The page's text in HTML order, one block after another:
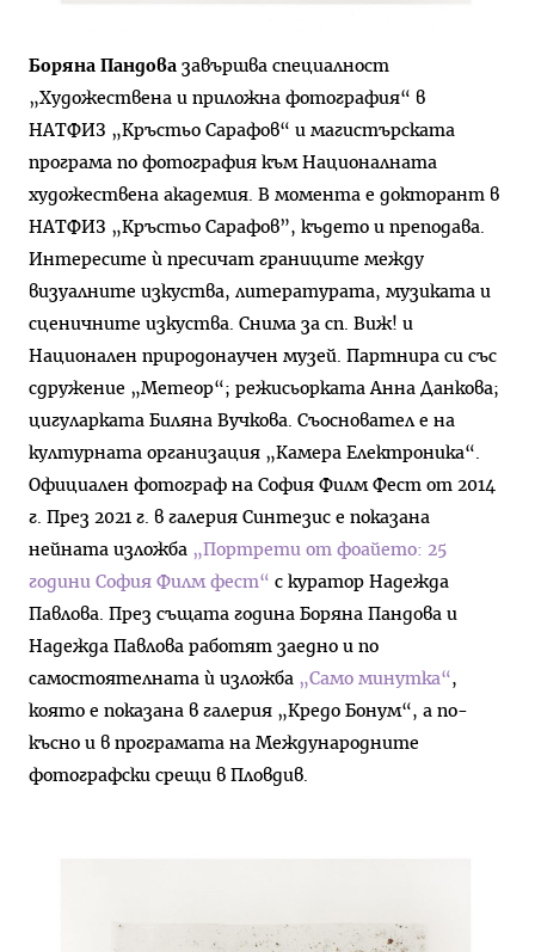
Боряна Пандова завършва специалност
„Художествена и приложна фотография“ в
НАТФИЗ „Кръстьо Сарафов“ и магистърската
програма по фотография към Националната
художествена академия. В момента е докторант в
НАТФИЗ „Кръстьо Сарафов”, където и преподава.
Интересите ѝ пресичат границите между
визуалните изкуства, литературата, музиката и
сценичните изкуства. Снима за сп. Виж! и
Национален природонаучен музей. Партнира си със
сдружение „Метеор“; режисьорката Анна Данкова;
цигуларката Биляна Вучкова. Съосновател е на
културната организация „Камера Електроника“.
Официален фотограф на София Филм Фест от 2014
г. През 2021 г. в галерия Синтезис е показана
нейната изложба „Портрети от фоайето: 25
години София Филм фест“ с куратор Надежда
Павлова. През същата година Боряна Пандова и
Надежда Павлова работят заедно и по
самостоятелната ѝ изложба „Само минутка“,
която е показана в галерия „Кредо Бонум“, а по-
късно и в програмата на Международните
фотографски срещи в Пловдив.